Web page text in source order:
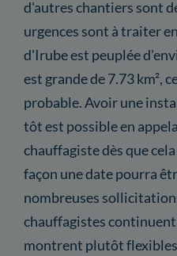
d'autres chantiers sont
urgences sont à traiter
d'Irube est peuplée
est grande de 7.73 km²,
probable. Avoir une
tôt est possible en
chauffagiste dès que
façon une date pourra
nombreuses
chauffagistes
montrent plutôt